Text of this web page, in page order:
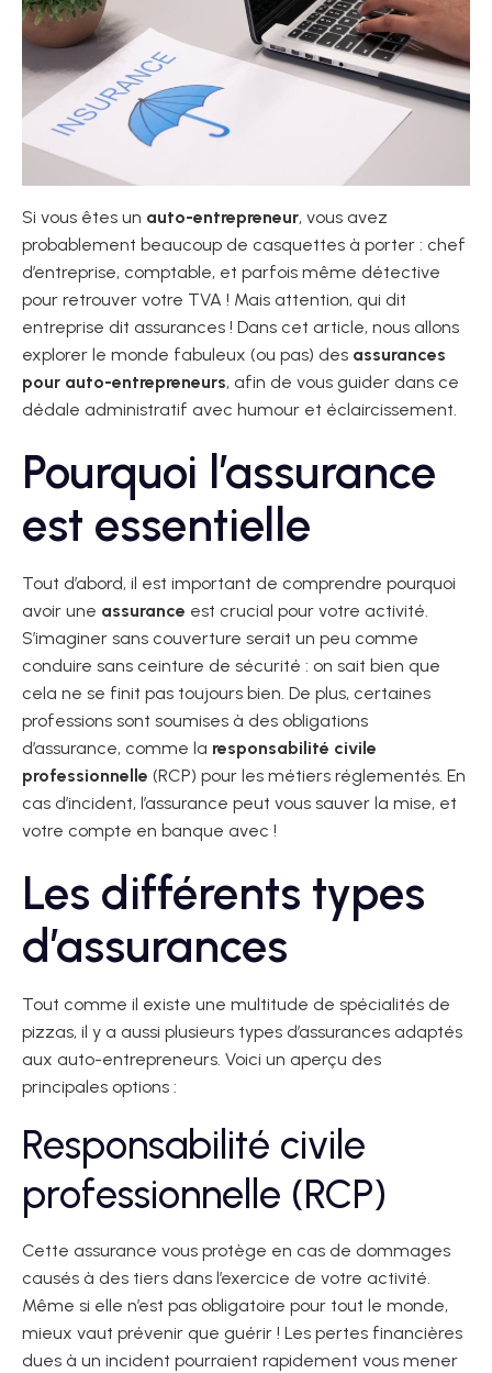
Si vous êtes un auto-entrepreneur, vous avez
probablement beaucoup de casquettes à porter : chef
d’entreprise, comptable, et parfois même détective
pour retrouver votre TVA ! Mais attention, qui dit
entreprise dit assurances ! Dans cet article, nous allons
explorer le monde fabuleux (ou pas) des assurances
pour auto-entrepreneurs, afin de vous guider dans ce
dédale administratif avec humour et éclaircissement.
Pourquoi l’assurance
est essentielle
Tout d’abord, il est important de comprendre pourquoi
avoir une assurance est crucial pour votre activité.
S’imaginer sans couverture serait un peu comme
conduire sans ceinture de sécurité : on sait bien que
cela ne se finit pas toujours bien. De plus, certaines
professions sont soumises à des obligations
d’assurance, comme la responsabilité civile
professionnelle (RCP) pour les métiers réglementés. En
cas d’incident, l’assurance peut vous sauver la mise, et
votre compte en banque avec !
Les différents types
d’assurances
Tout comme il existe une multitude de spécialités de
pizzas, il y a aussi plusieurs types d’assurances adaptés
aux auto-entrepreneurs. Voici un aperçu des
principales options :
Responsabilité civile
professionnelle (RCP)
Cette assurance vous protège en cas de dommages
causés à des tiers dans l’exercice de votre activité.
Même si elle n’est pas obligatoire pour tout le monde,
mieux vaut prévenir que guérir ! Les pertes financières
dues à un incident pourraient rapidement vous mener